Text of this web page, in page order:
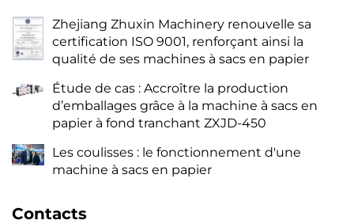
Zhejiang Zhuxin Machinery renouvelle sa
certification ISO 9001, renforçant ainsi la
qualité de ses machines à sacs en papier
Étude de cas : Accroître la production
d’emballages grâce à la machine à sacs en
papier à fond tranchant ZXJD-450
Les coulisses : le fonctionnement d'une
machine à sacs en papier
Contacts